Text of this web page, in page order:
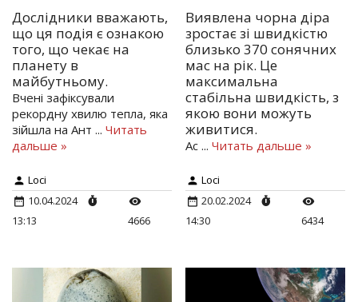
Дослідники вважають,
що ця подія є ознакою
того, що чекає на
планету в
майбутньому.
Вчені зафіксували
рекордну хвилю тепла, яка
зійшла на Ант ... Читать
дальше »
Loci
10.04.2024
13:13
4666
Виявлена чорна діра
зростає зі швидкістю
близько 370 сонячних
мас на рік. Це
максимальна
стабільна швидкість, з
якою вони можуть
живитися.
Ас...Читать дальше »
Loci
20.02.2024
14:30
6434